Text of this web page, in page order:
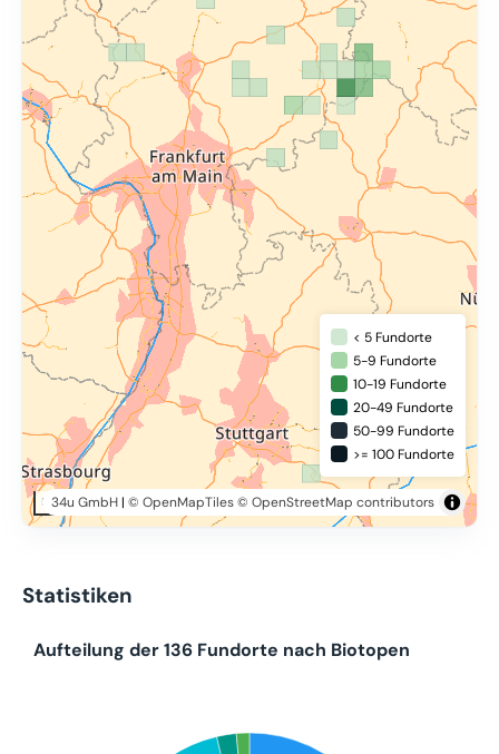
50 km
34u GmbH| © OpenMapTiles© OpenStreetMap contributors
< 5 Fundorte
5-9 Fundorte
10-19 Fundorte
20-49 Fundorte
50-99 Fundorte
>= 100 Fundorte
Statistiken
Aufteilung der 136 Fundorte nach Biotopen